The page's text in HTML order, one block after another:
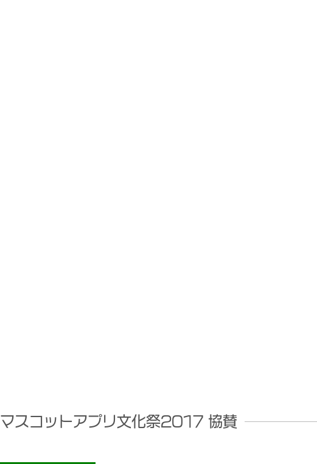
マスコットアプリ文化祭2017 協賛